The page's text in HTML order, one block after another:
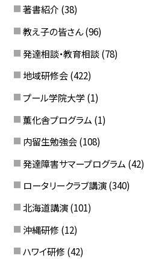
著書紹介 (38)
教え子の皆さん (96)
発達相談・教育相談 (78)
地域研修会 (422)
プール学院大学 (1)
薫化舎プログラム (1)
内留生勉強会 (108)
発達障害サマープログラム (42)
ロータリークラブ講演 (340)
北海道講演 (101)
沖縄研修 (12)
ハワイ研修 (42)